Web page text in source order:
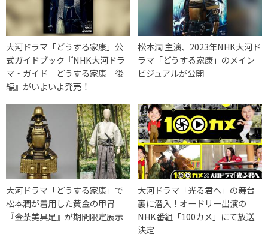
大河ドラマ「どうする家康」公
式ガイドブック『NHK大河ドラ
マ・ガイド どうする家康 後
編』がいよいよ発売！
松本潤 主演、2023年NHK大河ド
ラマ「どうする家康」のメイン
ビジュアルが公開
大河ドラマ「どうする家康」で
松本潤が着用した黄金の甲冑
『金荼美具足』が期間限定展示
大河ドラマ「光る君へ」の舞台
裏に潜入！オードリー出演の
NHK番組「100カメ」にて放送
決定